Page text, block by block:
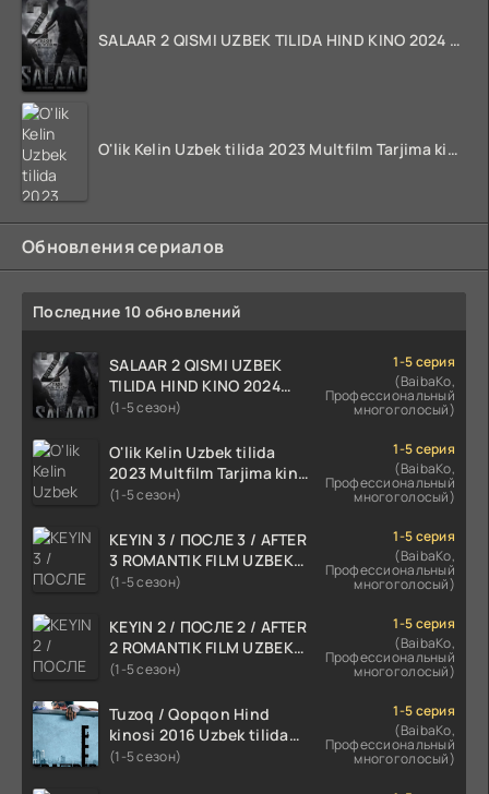
SALAAR 2 QISMI UZBEK TILIDA HIND KINO 2024 TARJIMA 720p HD Skachat
O'lik Kelin Uzbek tilida 2023 Multfilm Tarjima kino skachat
Обновления сериалов
Последние 10 обновлений
SALAAR 2 QISMI UZBEK
TILIDA HIND KINO 2024
TARJIMA 720p HD Skachat
(1-5 сезон)
1-5 серия
(BaibaKo,
Профессиональный
многоголосый)
O'lik Kelin Uzbek tilida
2023 Multfilm Tarjima kino
skachat
(1-5 сезон)
1-5 серия
(BaibaKo,
Профессиональный
многоголосый)
KEYIN 3 / ПОСЛЕ 3 / AFTER
3 ROMANTIK FILM UZBEK
TILIDA 2021 TARJIMA FILM
(1-5 сезон)
1-5 серия
(BaibaKo,
Профессиональный
многоголосый)
KEYIN 2 / ПОСЛЕ 2 / AFTER
2 ROMANTIK FILM UZBEK
TILIDA 2020 TARJIMA FILM
(1-5 сезон)
1-5 серия
(BaibaKo,
Профессиональный
многоголосый)
Tuzoq / Qopqon Hind
kinosi 2016 Uzbek tilida
tarjima film HD
(1-5 сезон)
1-5 серия
(BaibaKo,
Профессиональный
многоголосый)